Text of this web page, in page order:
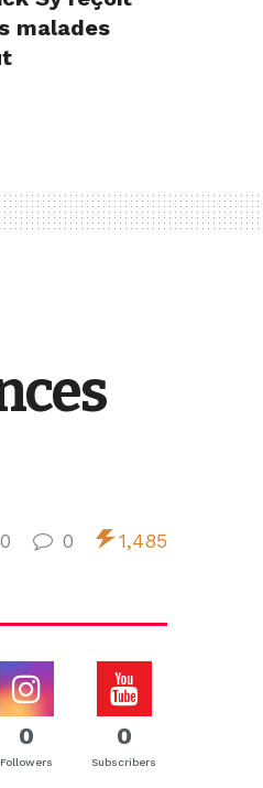
malades
0 0 1,485
0
Followers
0
Subscribers